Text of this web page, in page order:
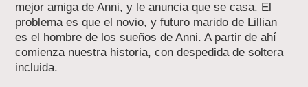
mejor amiga de Anni, y le anuncia que se casa. El
problema es que el novio, y futuro marido de Lillian
es el hombre de los sueños de Anni. A partir de ahí
comienza nuestra historia, con despedida de soltera
incluida.